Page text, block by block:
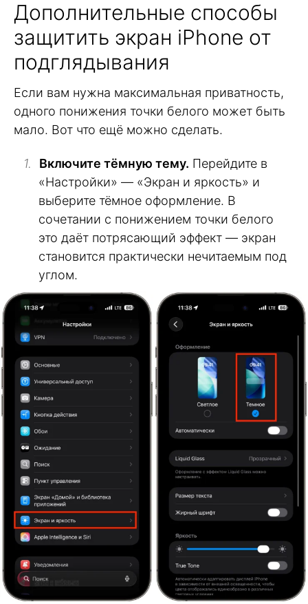
Дополнительные способы
защитить экран iPhone от
подглядывания
Если вам нужна максимальная приватность,
одного понижения точки белого может быть
мало. Вот что ещё можно сделать.
Включите тёмную тему. Перейдите в
«Настройки» — «Экран и яркость» и
выберите тёмное оформление. В
сочетании с понижением точки белого
это даёт потрясающий эффект — экран
становится практически нечитаемым под
углом.